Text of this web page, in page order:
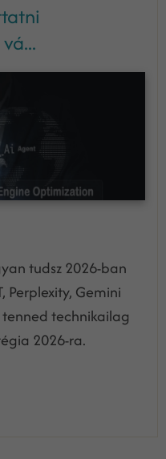
tudsz 2026-ban
Perplexity, Gemini
technikailag
2026-ra.